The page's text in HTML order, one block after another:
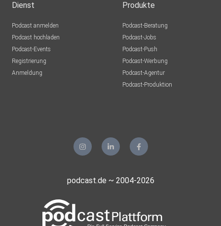
Dienst
Podcast anmelden
Podcast hochladen
Podcast-Events
Registrierung
Anmeldung
Produkte
Podcast-Beratung
Podcast-Jobs
Podcast-Push
Podcast-Werbung
Podcast-Agentur
Podcast-Produktion
podcast.de ~ 2004-2026